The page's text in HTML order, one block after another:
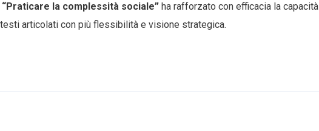
“Praticare la complessità sociale” ha rafforzato con efficacia la capacità
articolati con più flessibilità e visione strategica.